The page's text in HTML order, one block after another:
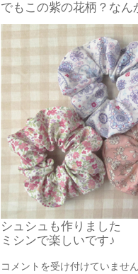
でもこの紫の花柄？なん
シュシュも作りました
ミシンで楽しいです♪
ふ
コメントを受け付けていません